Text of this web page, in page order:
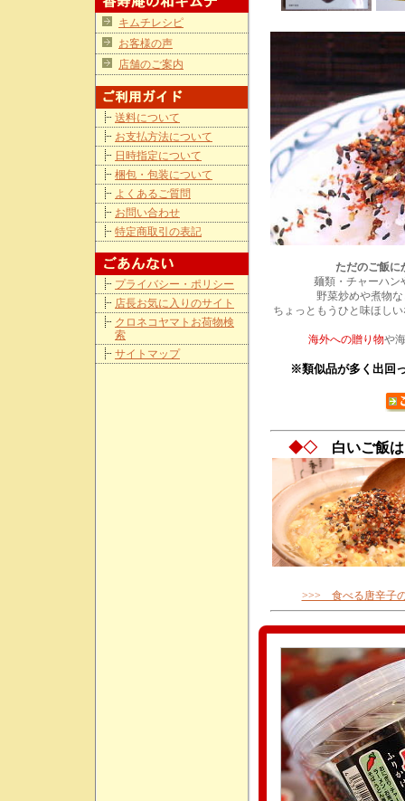
キムチレシピ
お客様の声
店舗のご案内
送料について
お支払方法について
日時指定について
梱包・包装について
よくあるご質問
お問い合わせ
特定商取引の表記
プライバシー・ポリシー
店長お気に入りのサイト
クロネコヤマトお荷物検
索
サイトマップ
ただのご飯に
麺類・チャーハン
野菜炒めや煮物
ちょっともうひと味ほし
海外への贈り物や
※類似品が多く出回
◆◇ 白いご飯
>>> 食べる唐辛子